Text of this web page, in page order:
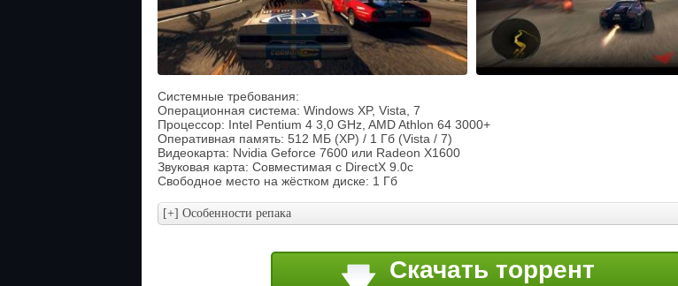
Системные требования:
Операционная система: Windows XP, Vista, 7
Процессор: Intel Pentium 4 3,0 GHz, AMD Athlon 64 3000+
Оперативная память: 512 МБ (XP) / 1 Гб (Vista / 7)
Видеокарта: Nvidia Geforce 7600 или Radeon Х1600
Звуковая карта: Совместимая с DirectX 9.0c
Свободное место на жёстком диске: 1 Гб
Скачать торрент